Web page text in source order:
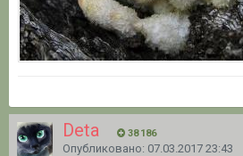
Deta 38 186
Опубликовано: 07.03.2017 23:43